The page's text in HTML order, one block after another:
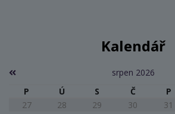
Kalendář
srpen 2026
P
Ú S Č P
27
28 29 30 31